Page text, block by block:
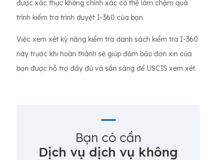
được xác thực không chính xác có thể làm chậm quá
trình kiểm tra trình duyệt I-360 của bạn.
Việc xem xét kỹ năng kiểm tra danh sách kiểm tra I-360
này trước khi hoàn thành sẽ giúp đảm bảo đơn xin của
bạn được hỗ trợ đầy đủ và sẵn sàng để USCIS xem xét.
Bạn có cần
Dịch vụ dịch vụ không